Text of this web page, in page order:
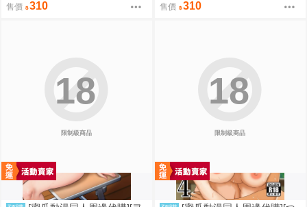
換裁判～(崩壞：星穹鐵道)(同人
售價 310
落裁判～(崩壞：星穹鐵道)(同人
售價 310
限制級商品
18
限制級商品
18